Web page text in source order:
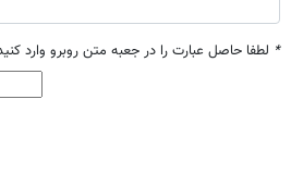
* لطفا حاصل عبارت را در جعبه متن روبرو وارد